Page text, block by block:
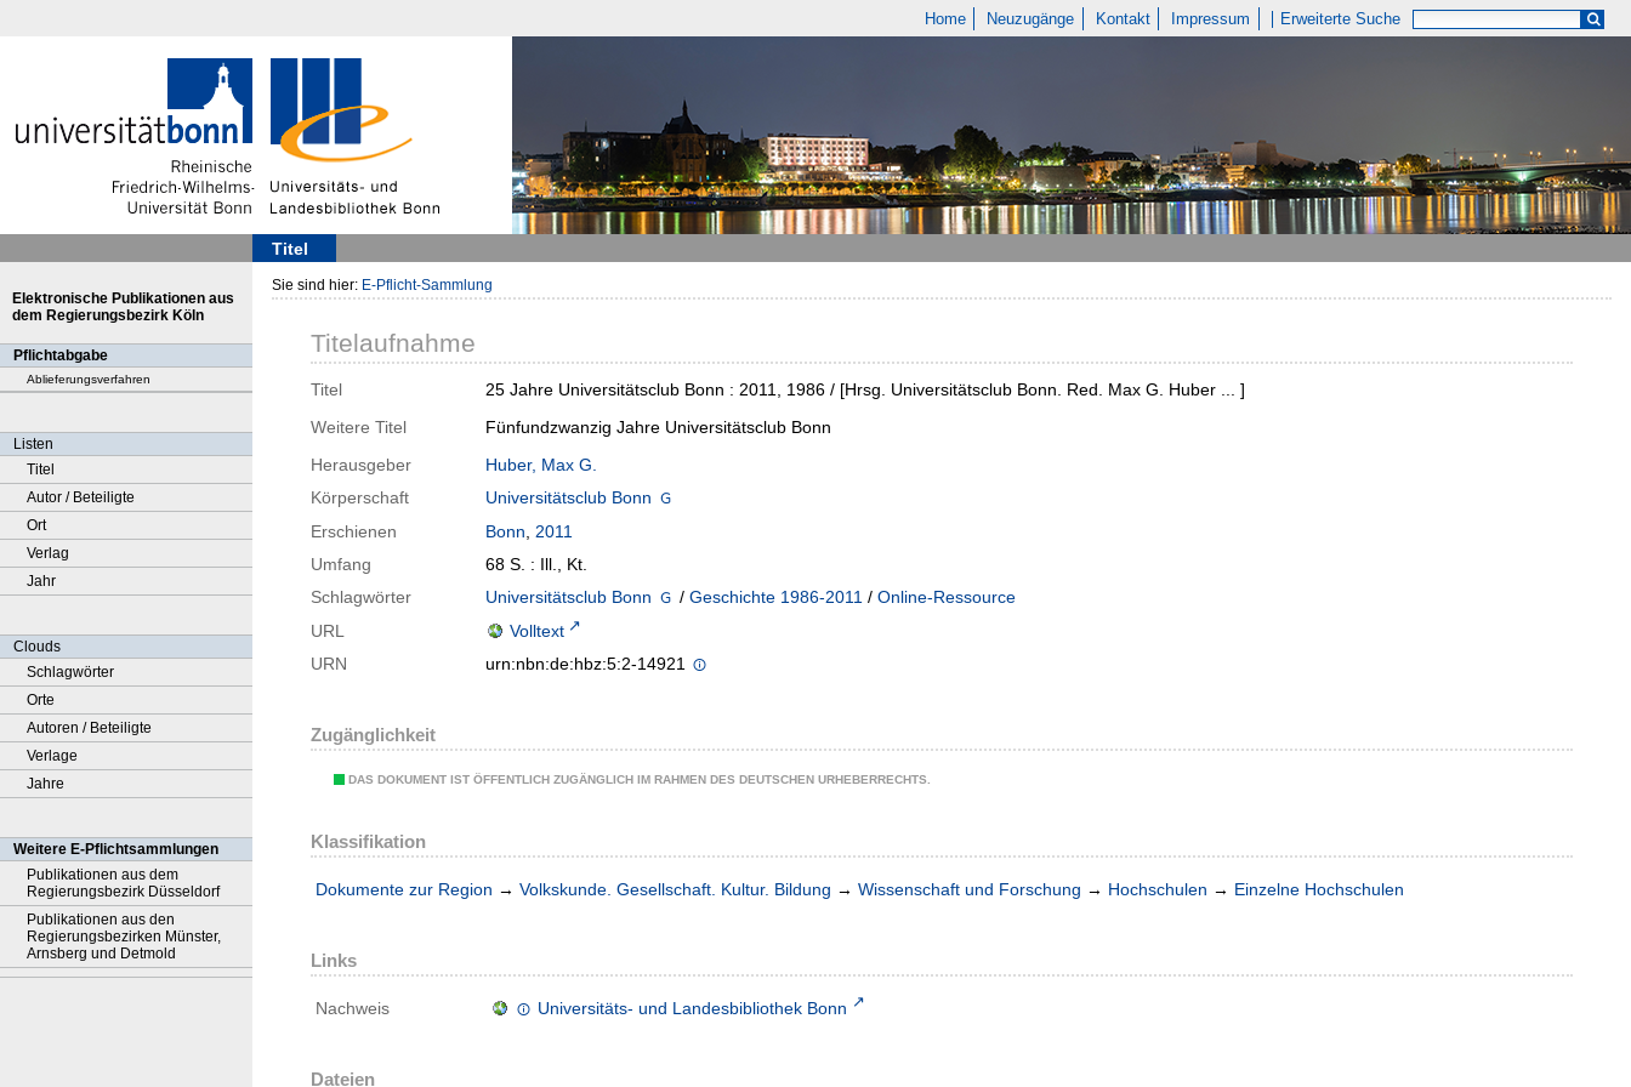
Home Neuzugänge Kontakt Impressum Erweiterte Suche
Titel
Elektronische Publikationen aus
dem Regierungsbezirk Köln
Pflichtabgabe
Ablieferungsverfahren
Listen
Titel
Autor / Beteiligte
Ort
Verlag
Jahr
Clouds
Schlagwörter
Orte
Autoren / Beteiligte
Verlage
Jahre
Weitere E-Pflichtsammlungen
Publikationen aus dem
Regierungsbezirk Düsseldorf
Publikationen aus den
Regierungsbezirken Münster,
Arnsberg und Detmold
Sie sind hier: E-Pflicht-Sammlung
Titelaufnahme
Titel
25 Jahre Universitätsclub Bonn : 2011, 1986 / [Hrsg. Universitätsclub Bonn. Red. Max G. Huber ... ]
Weitere Titel
Fünfundzwanzig Jahre Universitätsclub Bonn
Herausgeber
Huber, Max G.
Körperschaft
Universitätsclub Bonn
Erschienen
Bonn, 2011
Umfang
68 S. : Ill., Kt.
Schlagwörter
Universitätsclub Bonn / Geschichte 1986-2011 / Online-Ressource
URL
Volltext
URN
urn:nbn:de:hbz:5:2-14921
Zugänglichkeit
DAS DOKUMENT IST ÖFFENTLICH ZUGÄNGLICH IM RAHMEN DES DEUTSCHEN URHEBERRECHTS.
Klassifikation
Dokumente zur Region → Volkskunde. Gesellschaft. Kultur. Bildung → Wissenschaft und Forschung → Hochschulen → Einzelne Hochschulen
Links
Nachweis Universitäts- und Landesbibliothek Bonn
Dateien